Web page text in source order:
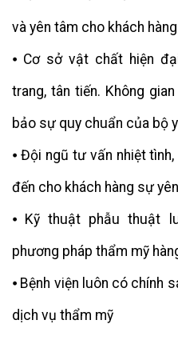
và yên tâm cho khách
⦁ Cơ sở vật chất hiện
trang, tân tiến. Không
bảo sự quy chuẩn của bộ
⦁ Đội ngũ tư vấn nhiệt
đến cho khách hàng sự
⦁ Kỹ thuật phẫu thuật
phương pháp thẩm mỹ
⦁ Bệnh viện luôn có chính
dịch vụ thẩm mỹ